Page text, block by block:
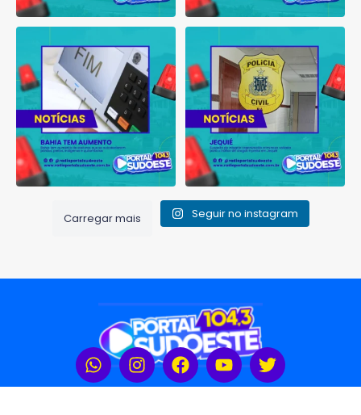
que se autodeclaram...
1
organização criminosa
voltada...
1 0
Carregar mais Seguir no instagram